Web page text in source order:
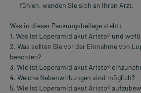
fühlen, wenden Sie sich an Ihren Arzt.
Was in dieser Packungsbeilage steht:
1. Was ist Loperamid akut Aristo® und
2. Was sollten Sie vor der Einnahme von
beachten?
3. Wie ist Loperamid akut Aristo®
4. Welche Nebenwirkungen sind möglich?
5. Wie ist Loperamid akut Aristo®